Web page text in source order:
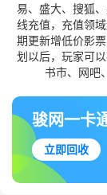
易、盛大、搜狐
线充值，充值领
期更新增低价影
划以后，玩家可
书市、网吧
骏网一卡
立即回收